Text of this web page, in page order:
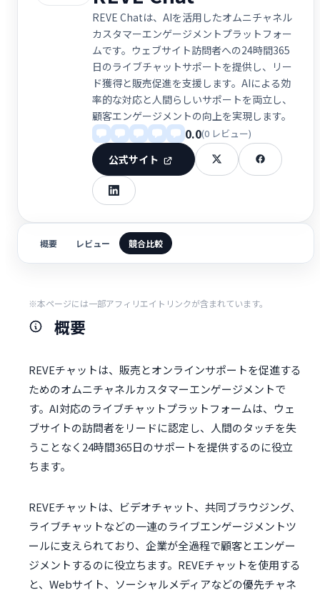
REVE Chatは、AIを活用したオムニチャネル
カスタマーエンゲージメントプラットフォー
ムです。ウェブサイト訪問者への24時間365
日のライブチャットサポートを提供し、リー
ド獲得と販売促進を支援します。AIによる効
率的な対応と人間らしいサポートを両立し、
顧客エンゲージメントの向上を実現します。
0.0(0 レビュー)
公式サイト
概要 レビュー 競合比較
※本ページには一部アフィリエイトリンクが含まれています。
概要
REVEチャットは、販売とオンラインサポートを促進する
ためのオムニチャネルカスタマーエンゲージメントで
す。AI対応のライブチャットプラットフォームは、ウェ
ブサイトの訪問者をリードに認定し、人間のタッチを失
うことなく24時間365日のサポートを提供するのに役立
ちます。
REVEチャットは、ビデオチャット、共同ブラウジング、
ライブチャットなどの一連のライブエンゲージメントツ
ールに支えられており、企業が全過程で顧客とエンゲー
ジメントするのに役立ちます。REVEチャットを使用する
と、Webサイト、ソーシャルメディアなどの優先チャネ